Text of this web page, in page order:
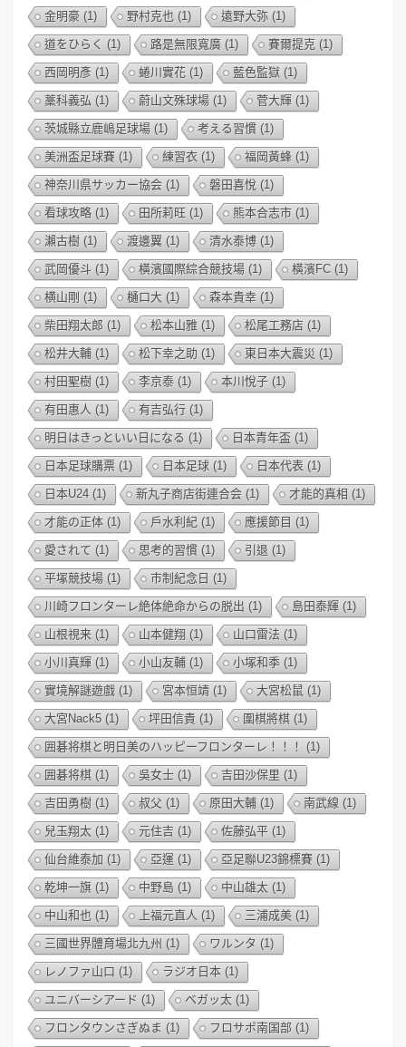
金明豪 (1) 野村克也 (1) 遠野大弥 (1)
道をひらく (1) 路是無限寬廣 (1) 賽爾提克 (1)
西岡明彥 (1) 蜷川實花 (1) 藍色監獄 (1)
藁科義弘 (1) 蔚山文殊球場 (1) 菅大輝 (1)
茨城縣立鹿嶋足球場 (1) 考える習慣 (1)
美洲盃足球賽 (1) 練習衣 (1) 福岡黃蜂 (1)
神奈川県サッカー協会 (1) 磐田喜悅 (1)
看球攻略 (1) 田所莉旺 (1) 熊本合志市 (1)
瀨古樹 (1) 渡邊翼 (1) 清水泰博 (1)
武岡優斗 (1) 橫濱國際綜合競技場 (1) 橫濱FC (1)
横山剛 (1) 樋口大 (1) 森本貴幸 (1)
柴田翔太郎 (1) 松本山雅 (1) 松尾工務店 (1)
松井大輔 (1) 松下幸之助 (1) 東日本大震災 (1)
村田聖樹 (1) 李京泰 (1) 本川悅子 (1)
有田惠人 (1) 有吉弘行 (1)
明日はきっといい日になる (1) 日本青年盃 (1)
日本足球購票 (1) 日本足球 (1) 日本代表 (1)
日本U24 (1) 新丸子商店街連合会 (1) 才能的真相 (1)
才能の正体 (1) 戶水利紀 (1) 應援節目 (1)
愛されて (1) 思考的習慣 (1) 引退 (1)
平塚競技場 (1) 市制紀念日 (1)
川崎フロンターレ絶体絶命からの脱出 (1) 島田泰輝 (1)
山根視来 (1) 山本健翔 (1) 山口雷法 (1)
小川真輝 (1) 小山友輔 (1) 小塚和季 (1)
實境解謎遊戲 (1) 宮本恒靖 (1) 大宮松鼠 (1)
大宮Nack5 (1) 坪田信貴 (1) 圍棋將棋 (1)
囲碁将棋と明日美のハッピーフロンターレ！！！ (1)
囲碁将棋 (1) 吳女士 (1) 吉田沙保里 (1)
吉田勇樹 (1) 叔父 (1) 原田大輔 (1) 南武線 (1)
兒玉翔太 (1) 元住吉 (1) 佐藤弘平 (1)
仙台維泰加 (1) 亞運 (1) 亞足聯U23錦標賽 (1)
乾坤一旗 (1) 中野島 (1) 中山雄太 (1)
中山和也 (1) 上福元直人 (1) 三浦成美 (1)
三國世界體育場北九州 (1) ワルンタ (1)
レノファ山口 (1) ラジオ日本 (1)
ユニバーシアード (1) ベガッ太 (1)
フロンタウンさぎぬま (1) フロサポ南国部 (1)